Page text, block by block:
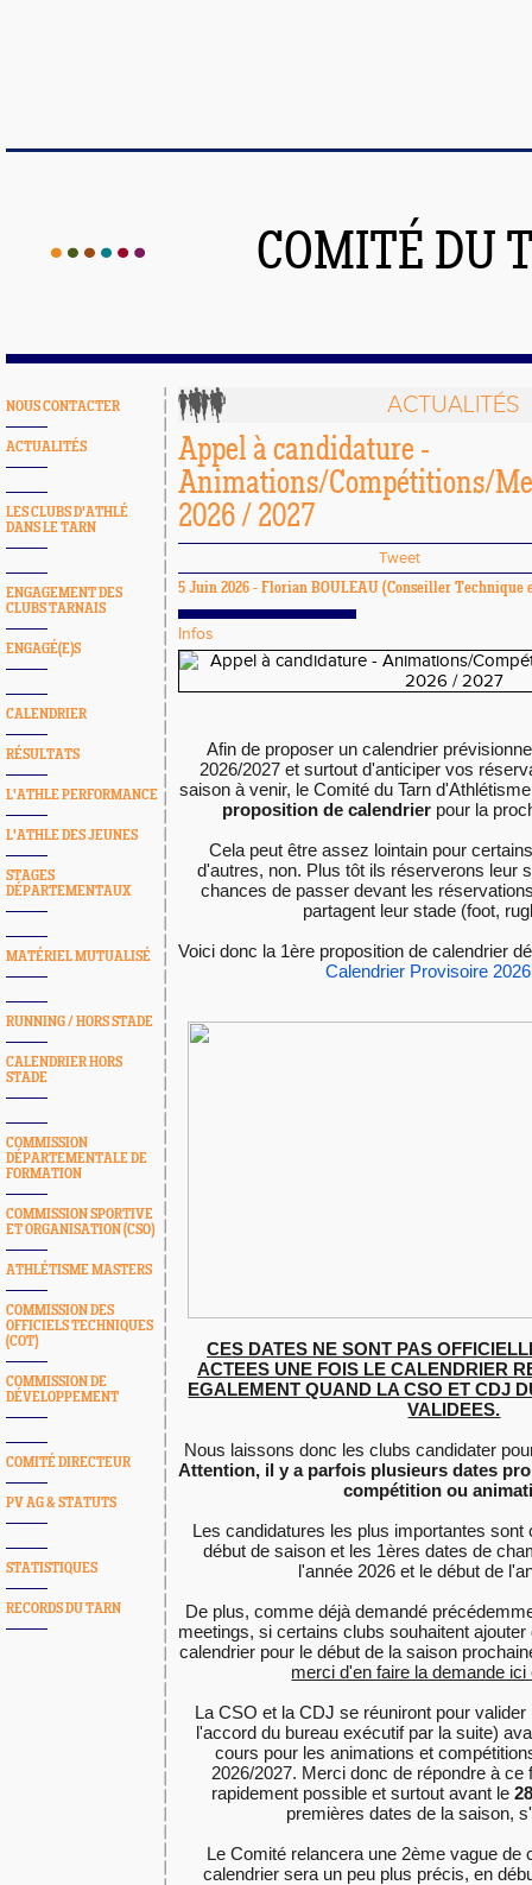
COMITÉ DU
NOUS CONTACTER
ACTUALITÉS
LES CLUBS D'ATHLÉ
DANS LE TARN
ENGAGEMENT DES
CLUBS TARNAIS
ENGAGÉ(E)S
CALENDRIER
RÉSULTATS
L'ATHLE PERFORMANCE
L'ATHLE DES JEUNES
STAGES
DÉPARTEMENTAUX
MATÉRIEL MUTUALISÉ
RUNNING / HORS STADE
CALENDRIER HORS
STADE
COMMISSION
DÉPARTEMENTALE DE
FORMATION
COMMISSION SPORTIVE
ET ORGANISATION (CSO)
ATHLÉTISME MASTERS
COMMISSION DES
OFFICIELS TECHNIQUES
(COT)
COMMISSION DE
DÉVELOPPEMENT
COMITÉ DIRECTEUR
PV AG & STATUTS
STATISTIQUES
RECORDS DU TARN
ACTUALITÉS
Appel à candidature -
Animations/Compétitions/
2026 / 2027
Tweet
5 Juin 2026 - Florian BOULEAU (Conseiller Technique
Infos
Afin de proposer un calendrier
2026/2027 et surtout d'anticiper vos
saison à venir, le Comité du Tarn
proposition de calendrier pour la
Cela peut être assez lointain pour
d'autres, non. Plus tôt ils réserverons leur
chances de passer devant les
partagent leur stade (foot,
Calendrier Provisoire
CES DATES NE SONT PAS
ACTEES UNE FOIS LE CALENDRIER
EGALEMENT QUAND LA CSO ET CDJ
VALIDEES.
Attention, il y a parfois plusieurs dates
compétition ou
Les candidatures les plus importantes sont
début de saison et les 1ères dates de
l'année 2026 et le début de
De plus, comme déjà demandé
meetings, si certains clubs souhaitent
merci d'en faire la demande ici
La CSO et la CDJ se réuniront pour
l'accord du bureau exécutif par la suite)
cours pour les animations et
2026/2027. Merci donc de répondre à
rapidement possible et surtout avant le
premières dates de la saison,
Le Comité relancera une 2ème vague de
calendrier sera un peu plus précis, en